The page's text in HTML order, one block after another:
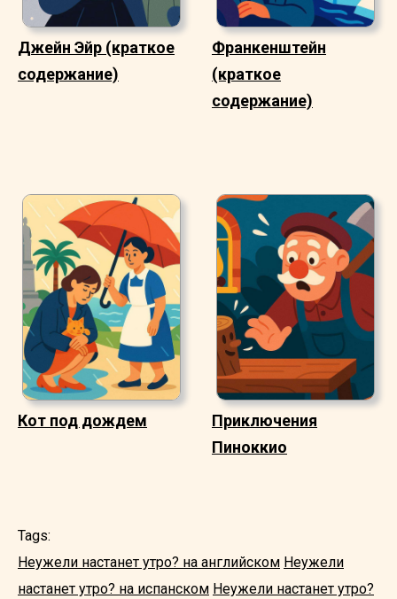
Джейн Эйр (краткое
содержание)
Франкенштейн
(краткое
содержание)
Кот под дождем
Приключения
Пиноккио
Tags:
Неужели настанет утро? на английском Неужели
настанет утро? на испанском Неужели настанет утро?